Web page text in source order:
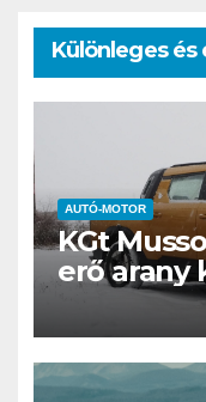
Különleges és
AUTÓ-MOTOR
KGt
erő arany